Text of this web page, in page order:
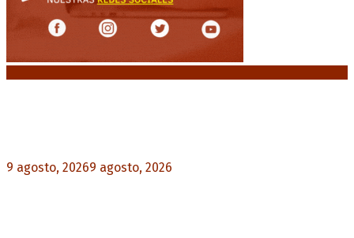
9 agosto, 20269 agosto, 2026